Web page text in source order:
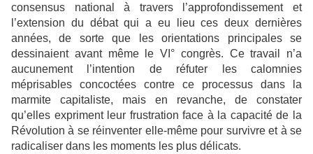
consensus national à travers l’approfondissement et
l’extension du débat qui a eu lieu ces deux dernières
années, de sorte que les orientations principales se
dessinaient avant même le VI° congrès. Ce travail n’a
aucunement l’intention de réfuter les calomnies
méprisables concoctées contre ce processus dans la
marmite capitaliste, mais en revanche, de constater
qu’elles expriment leur frustration face à la capacité de la
Révolution à se réinventer elle-même pour survivre et à se
radicaliser dans les moments les plus délicats.